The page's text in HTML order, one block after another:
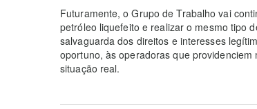
Futuramente, o Grupo de Trabalho vai
petróleo liquefeito e realizar o mesmo tipo
salvaguarda dos direitos e interesses
oportuno, às operadoras que
situação real.